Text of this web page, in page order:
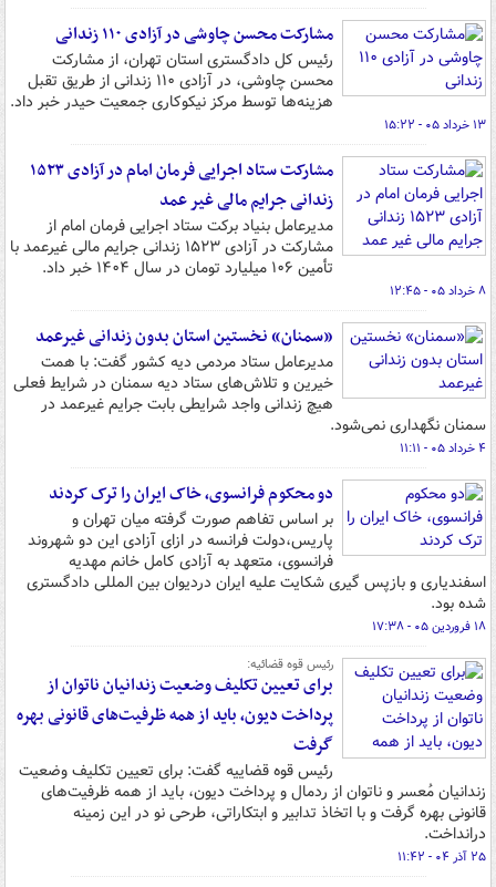
مشارکت محسن چاوشی در آزادی ۱۱۰ زندانی
رئیس کل دادگستری استان تهران، از مشارکت
محسن چاوشی، در آزادی ۱۱۰ زندانی از طریق تقبل
هزینه‌ها توسط مرکز نیکوکاری جمعیت حیدر خبر داد.
۱۳ خرداد ۰۵ - ۱۵:۲۲
مشارکت ستاد اجرایی فرمان امام در آزادی ۱۵۲۳
زندانی جرایم مالی غیر عمد
مدیرعامل بنیاد برکت ستاد اجرایی فرمان امام از
مشارکت در آزادی ۱۵۲۳ زندانی جرایم مالی غیرعمد با
تأمین ۱۰۶ میلیارد تومان در سال ۱۴۰۴ خبر داد.
۸ خرداد ۰۵ - ۱۲:۴۵
«سمنان» نخستین استان بدون زندانی غیرعمد
مدیرعامل ستاد مردمی دیه کشور گفت: با همت
خیرین و تلاش‌های ستاد دیه سمنان در شرایط فعلی
هیچ زندانی واجد شرایطی بابت جرایم غیرعمد در
سمنان نگهداری نمی‌شود.
۴ خرداد ۰۵ - ۱۱:۱۱
دو محکوم فرانسوی، خاک ایران را ترک کردند
بر اساس تفاهم صورت گرفته میان تهران و
پاریس،دولت فرانسه در ازای آزادی این دو شهروند
فرانسوی، متعهد به آزادی کامل خانم مهدیه
اسفندیاری و بازپس گیری شکایت علیه ایران دردیوان بین المللی دادگستری
شده بود.
۱۸ فروردین ۰۵ - ۱۷:۳۸
رئیس قوه قضائیه:
برای تعیین تکلیف وضعیت زندانیان ناتوان از
پرداخت دیون، باید از همه ظرفیت‌های قانونی بهره
گرفت
رئیس قوه قضاییه گفت: برای تعیین تکلیف وضعیت
زندانیان مُعسر و ناتوان از ردمال و پرداخت دیون، باید از همه ظرفیت‌های
قانونی بهره گرفت و با اتخاذ تدابیر و ابتکاراتی، طرحی نو در این زمینه
درانداخت.
۲۵ آذر ۰۴ - ۱۱:۴۲